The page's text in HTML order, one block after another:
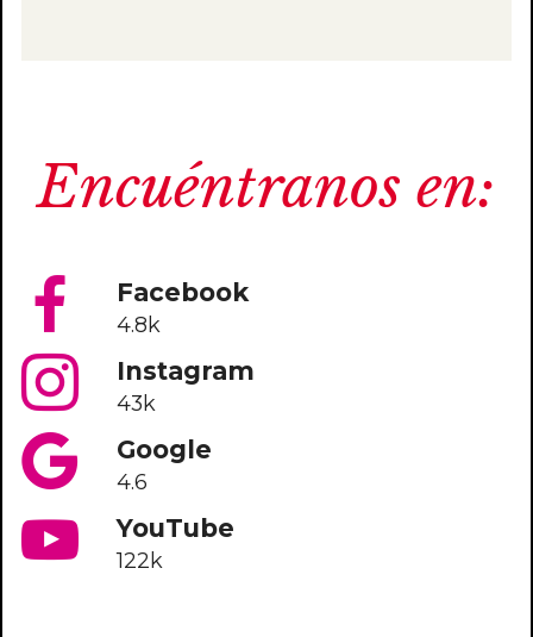
Encuéntranos en:
Facebook
4.8k
Instagram
43k
Google
4.6
YouTube
122k